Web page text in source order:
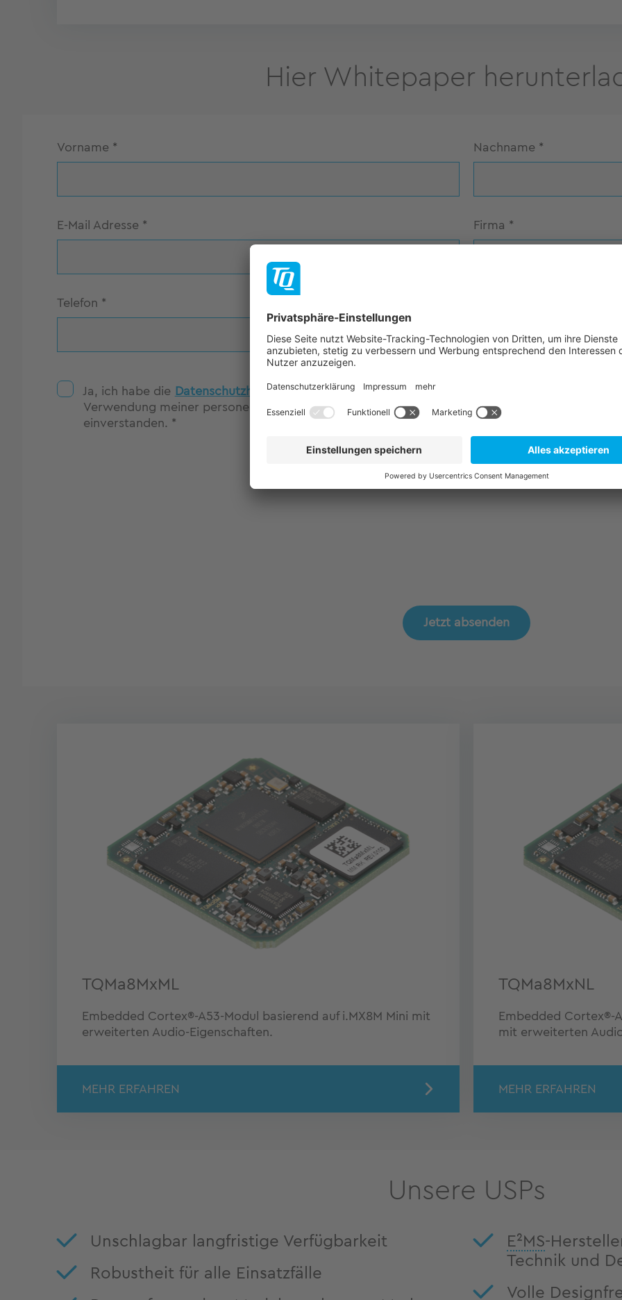
Hier Whitepaper
Vorname * Nachname *
E-Mail Adresse * Firma *
Telefon *
Ja, ich habe die Datenschutzhinweisezur Kenntnis genommen und bin mit der
Verwendung meiner personenbezogenen Daten im Rahmen dieser Bestimmungen
einverstanden. *
Jetzt absenden
TQMa8MxML
Embedded Cortex®-A53-Modul basierend auf i.MX8M Mini mit
erweiterten Audio-Eigenschaften.
MEHR ERFAHREN
TQMa8MxNL
Embedded Cortex®-
mit erweiterten
MEHR ERFAHREN
Unsere USPs
Unschlagbar langfristige Verfügbarkeit
Robustheit für alle Einsatzfälle
E²MS-
Technik und
Volle